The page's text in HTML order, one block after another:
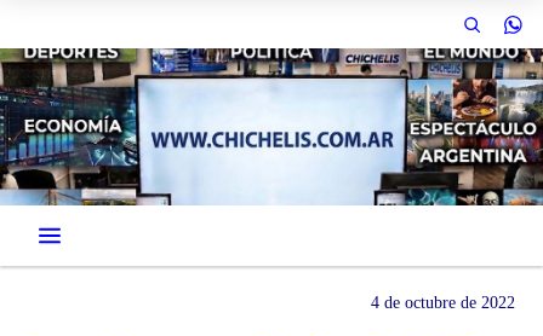
4 de octubre de 2022